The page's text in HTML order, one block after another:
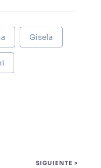
Gisela
SIGUIENTE >